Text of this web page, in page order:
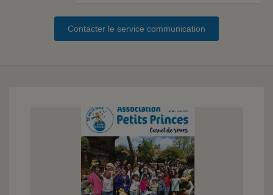
FAIRE UN DON
JE DEVIENS
DEVENIR
UN PETIT PRINCE
Contacter le service communication